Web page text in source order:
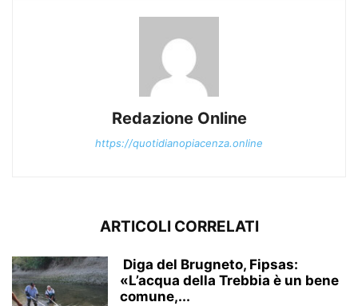
Redazione Online
https://quotidianopiacenza.online
ARTICOLI CORRELATI
Diga del Brugneto, Fipsas:
«L’acqua della Trebbia è un bene
comune,...